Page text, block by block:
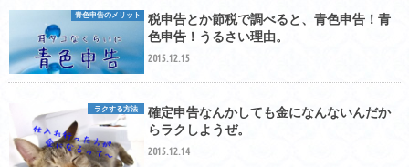
青色申告のメリット
税申告とか節税で調べると、青色申告！青
色申告！うるさい理由。
2015.12.15
ラクする方法
確定申告なんかしても金になんないんだか
らラクしようぜ。
2015.12.14